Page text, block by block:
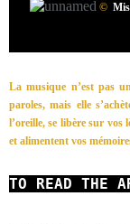
©
La musique n’est pas
paroles, mais elle
l’oreille, se libère sur vos
et alimentent vos
TO READ THE